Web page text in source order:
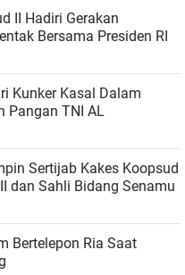
II Hadiri Gerakan
Bersama Presiden RI
Kunker Kasal Dalam
Pangan TNI AL
Sertijab Kakes Koopsud
dan Sahli Bidang Senamu
Bertelepon Ria Saat